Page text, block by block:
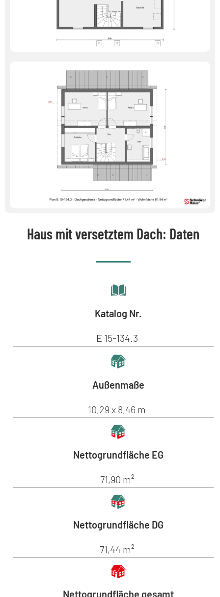
Haus mit versetztem Dach: Daten
Katalog Nr.
E 15-134.3
Außenmaße
10,29 x 8,46 m
Nettogrundfläche EG
71,90 m²
Nettogrundfläche DG
71,44 m²
Nettogrundfläche gesamt